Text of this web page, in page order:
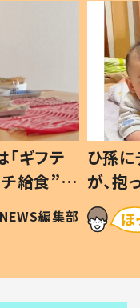
ギフテ
給食”を
和の親
編集部
ひ孫
が、
「涙が
い」